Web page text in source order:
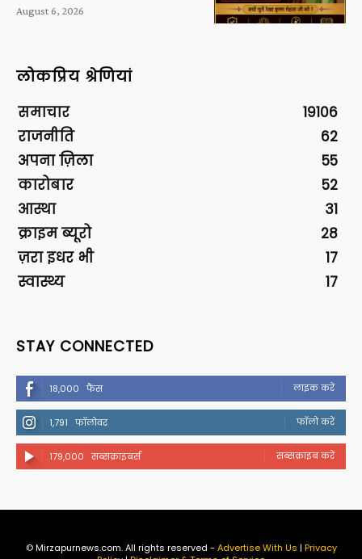
August 6, 2026
लोकप्रिय श्रेणियां
समाचार
19106
राजनीति
62
अपना ज़िला
55
कारोबार
52
आस्था
31
क्राइम ब्यूरो
28
ज़रा इधर भी
17
स्वास्थ्य
17
STAY CONNECTED
18,000 फैंस लाइक करें
1,791 फॉलोवर फॉलो करें
179,000 सब्सक्राइबर्स सब्सक्राइब करें
© Mirzapurnews.com. All rights reserved - Advertise With Us | Privacy